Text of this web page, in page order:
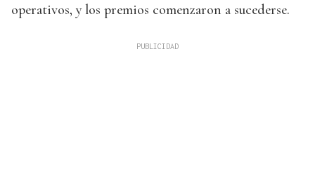
operativos, y los premios comenzaron a sucederse.